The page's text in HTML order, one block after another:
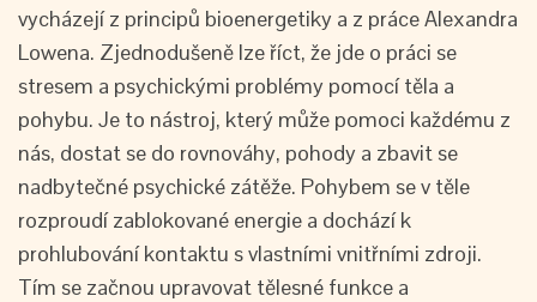
vycházejí z principů bioenergetiky a z práce Alexandra
Lowena. Zjednodušeně lze říct, že jde o práci se
stresem a psychickými problémy pomocí těla a
pohybu. Je to nástroj, který může pomoci každému z
nás, dostat se do rovnováhy, pohody a zbavit se
nadbytečné psychické zátěže. Pohybem se v těle
rozproudí zablokované energie a dochází k
prohlubování kontaktu s vlastními vnitřními zdroji.
Tím se začnou upravovat tělesné funkce a